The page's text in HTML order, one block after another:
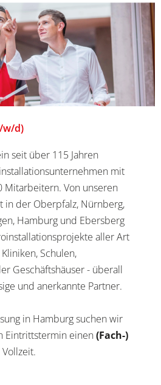
w/d)
seit über 115 Jahren
mit
Von unseren
in der Oberpfalz, Nürnberg,
Hamburg und Ebersberg
aller Art
Schulen,
Geschäftshäuser - überall
und anerkannte Partner.
in Hamburg suchen wir
Eintrittstermin einen(Fach-)